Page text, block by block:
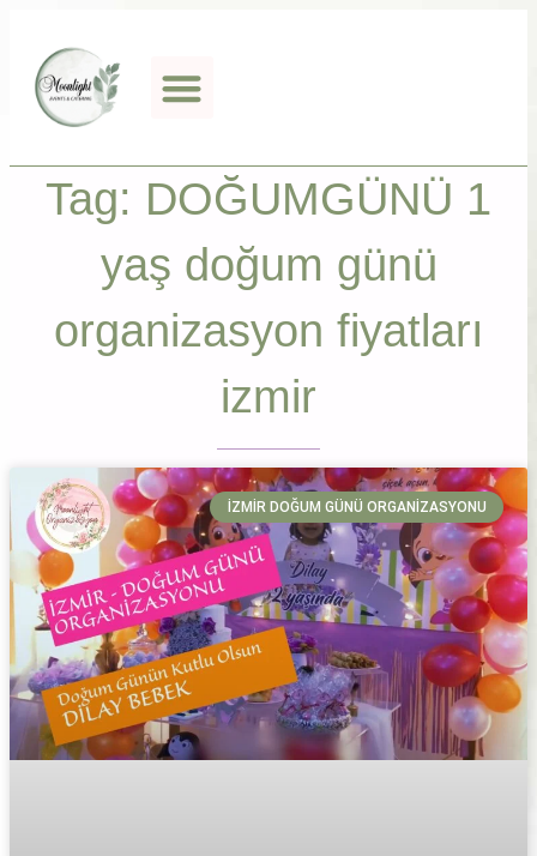
Tag: DOĞUMGÜNÜ 1
yaş doğum günü
organizasyon fiyatları
izmir
İZMIR DOĞUM GÜNÜ ORGANIZASYONU